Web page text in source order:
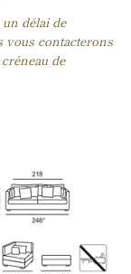
délai de
vous contacterons
de